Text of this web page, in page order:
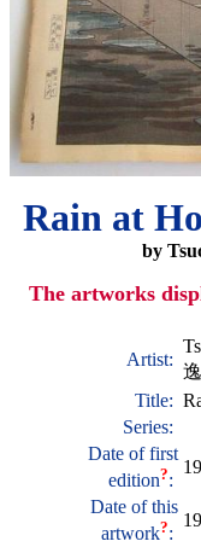
Rain at
by
The artworks
Artist:
逸
Title:
Series:
Date of first
edition?:
Date of this
artwork?: